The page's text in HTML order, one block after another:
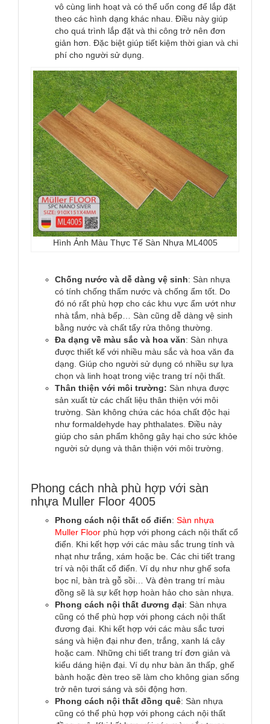
vô cùng linh hoạt và có thể uốn cong để lắp đặt
theo các hình dạng khác nhau. Điều này giúp
cho quá trình lắp đặt và thi công trở nên đơn
giản hơn. Đặc biệt giúp tiết kiệm thời gian và chi
phí cho người sử dụng.
Hình Ảnh Màu Thực Tế Sàn Nhựa ML4005
Chống nước và dễ dàng vệ sinh: Sàn nhựa
có tính chống thấm nước và chống ẩm tốt. Do
đó nó rất phù hợp cho các khu vực ẩm ướt như
nhà tắm, nhà bếp… Sàn cũng dễ dàng vệ sinh
bằng nước và chất tẩy rửa thông thường.
Đa dạng về màu sắc và hoa văn: Sàn nhựa
được thiết kế với nhiều màu sắc và hoa văn đa
dạng. Giúp cho người sử dụng có nhiều sự lựa
chọn và linh hoạt trong việc trang trí nội thất.
Thân thiện với môi trường: Sàn nhựa được
sản xuất từ các chất liệu thân thiện với môi
trường. Sàn không chứa các hóa chất độc hại
như formaldehyde hay phthalates. Điều này
giúp cho sản phẩm không gây hại cho sức khỏe
người sử dụng và thân thiện với môi trường.
Phong cách nhà phù hợp với sàn
nhựa Muller Floor 4005
Phong cách nội thất cổ điển: Sàn nhựa
Muller Floor phù hợp với phong cách nội thất cổ
điển. Khi kết hợp với các màu sắc trung tính và
nhạt như trắng, xám hoặc be. Các chi tiết trang
trí và nội thất cổ điển. Ví dụ như như ghế sofa
bọc nỉ, bàn trà gỗ sồi… Và đèn trang trí màu
đồng sẽ là sự kết hợp hoàn hảo cho sàn nhựa.
Phong cách nội thất đương đại: Sàn nhựa
cũng có thể phù hợp với phong cách nội thất
đương đại. Khi kết hợp với các màu sắc tươi
sáng và hiện đại như đen, trắng, xanh lá cây
hoặc cam. Những chi tiết trang trí đơn giản và
kiểu dáng hiện đại. Ví dụ như bàn ăn thấp, ghế
bành hoặc đèn treo sẽ làm cho không gian sống
trở nên tươi sáng và sôi động hơn.
Phong cách nội thất đồng quê: Sàn nhựa
cũng có thể phù hợp với phong cách nội thất